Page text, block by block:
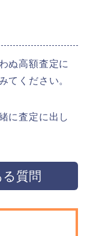
ぬ高額査定に
てください。
に査定に出し
質問